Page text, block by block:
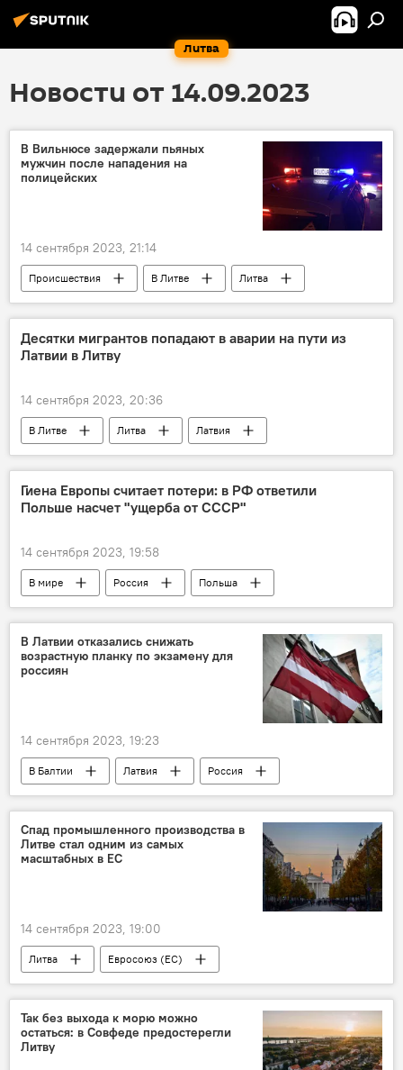
Литва
Новости от 14.09.2023
В Вильнюсе задержали пьяных
мужчин после нападения на
полицейских
14 сентября 2023, 21:14
Происшествия В Литве
Литва
полиция
полиция Литвы
Десятки мигрантов попадают в аварии на пути из
Латвии в Литву
14 сентября 2023, 20:36
В Литве Литва
Латвия
Происшествия
граница
государственная граница
беженцы
нелегалы
мигранты
Общество
Гиена Европы считает потери: в РФ ответили
Польше насчет "ущерба от СССР"
14 сентября 2023, 19:58
В мире Россия
Польша
Политика
Общество
скандал
Вторая мировая война
В Латвии отказались снижать
возрастную планку по экзамену для
россиян
14 сентября 2023, 19:23
В Балтии Латвия
Россия
Общество
дискриминация
дискриминация русских
латышский язык
экзамен
граждане России
Спад промышленного производства в
Литве стал одним из самых
масштабных в ЕС
14 сентября 2023, 19:00
Литва
Евросоюз (ЕС)
промышленность
Экономика
Так без выхода к морю можно
остаться: в Совфеде предостерегли
Литву